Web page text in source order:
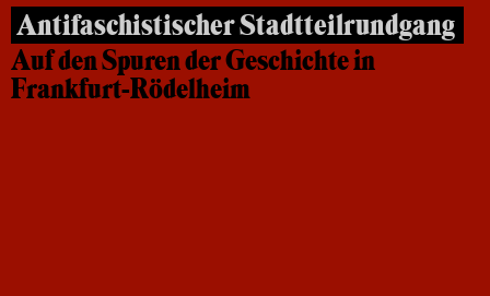
Antifaschistischer Stadtteilrundgang
Auf den Spuren der Geschichte in
Frankfurt-Rödelheim